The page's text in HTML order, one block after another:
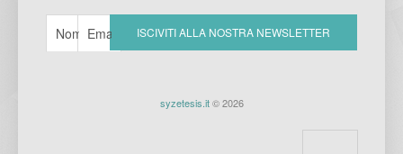
syzetesis.it© 2026